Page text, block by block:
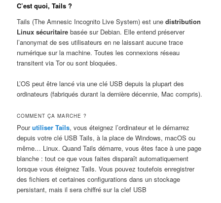
C’est quoi, Tails ?
Tails (The Amnesic Incognito Live System) est unedistribution
Linux sécuritaire basée sur Debian. Elle entend préserver
l’anonymat de ses utilisateurs en ne laissant aucune trace
numérique sur la machine. Toutes les connexions réseau
transitent via Tor ou sont bloquées.
L’OS peut être lancé via une clé USB depuis la plupart des
ordinateurs (fabriqués durant la dernière décennie, Mac compris).
COMMENT ÇA MARCHE ?
Pourutiliser Tails, vous éteignez l’ordinateur et le démarrez
depuis votre clé USB Tails, à la place de Windows, macOS ou
même… Linux. Quand Tails démarre, vous êtes face à une page
blanche : tout ce que vous faites disparaît automatiquement
lorsque vous éteignez Tails. Vous pouvez toutefois enregistrer
des fichiers et certaines configurations dans un stockage
persistant, mais il sera chiffré sur la clef USB